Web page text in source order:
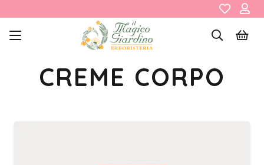
CREME CORPO